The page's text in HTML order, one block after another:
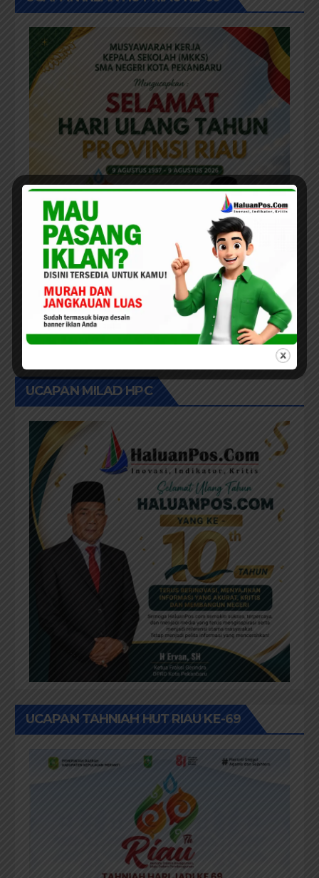
UCAPAN MILAD HPC
UCAPAN TAHNIAH HUT RIAU KE-69